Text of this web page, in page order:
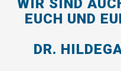
WIR SIND
EUCH UND
DR.